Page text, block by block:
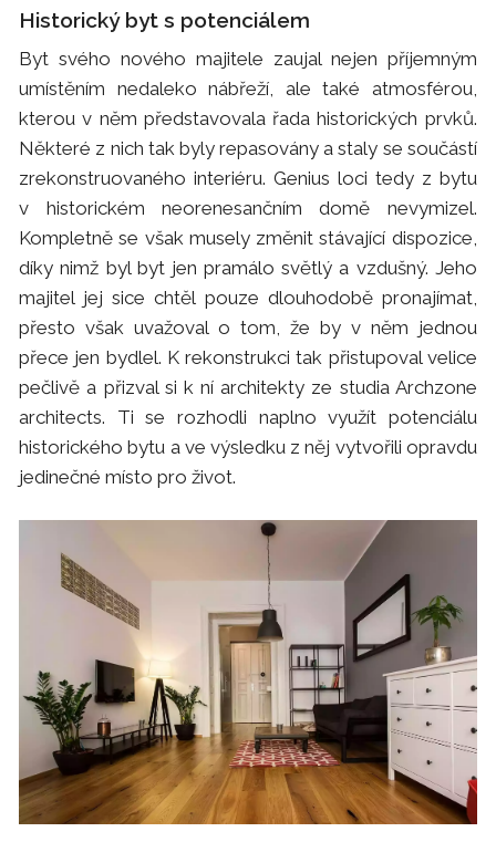
Historický byt s potenciálem
Byt svého nového majitele zaujal nejen příjemným
umístěním nedaleko nábřeží, ale také atmosférou,
kterou v něm představovala řada historických prvků.
Některé z nich tak byly repasovány a staly se součástí
zrekonstruovaného interiéru. Genius loci tedy z bytu
v historickém neorenesančním domě nevymizel.
Kompletně se však musely změnit stávající dispozice,
díky nimž byl byt jen pramálo světlý a vzdušný. Jeho
majitel jej sice chtěl pouze dlouhodobě pronajímat,
přesto však uvažoval o tom, že by v něm jednou
přece jen bydlel. K rekonstrukci tak přistupoval velice
pečlivě a přizval si k ní architekty ze studia Archzone
architects. Ti se rozhodli naplno využít potenciálu
historického bytu a ve výsledku z něj vytvořili opravdu
jedinečné místo pro život.